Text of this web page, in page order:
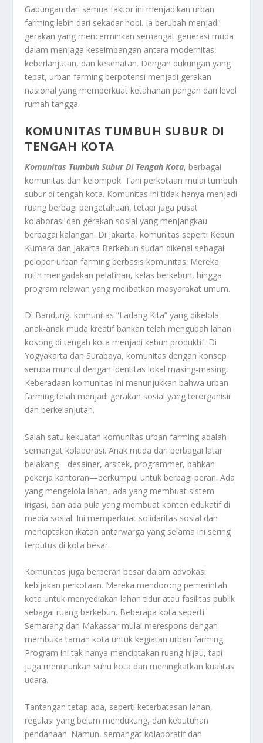
Gabungan dari semua faktor ini menjadikan urban
farming lebih dari sekadar hobi. Ia berubah menjadi
gerakan yang mencerminkan semangat generasi muda
dalam menjaga keseimbangan antara modernitas,
keberlanjutan, dan kesehatan. Dengan dukungan yang
tepat, urban farming berpotensi menjadi gerakan
nasional yang memperkuat ketahanan pangan dari level
rumah tangga.
KOMUNITAS TUMBUH SUBUR DI
TENGAH KOTA
Komunitas Tumbuh Subur Di Tengah Kota, berbagai
komunitas dan kelompok. Tani perkotaan mulai tumbuh
subur di tengah kota. Komunitas ini tidak hanya menjadi
ruang berbagi pengetahuan, tetapi juga pusat
kolaborasi dan gerakan sosial yang menjangkau
berbagai kalangan. Di Jakarta, komunitas seperti Kebun
Kumara dan Jakarta Berkebun sudah dikenal sebagai
pelopor urban farming berbasis komunitas. Mereka
rutin mengadakan pelatihan, kelas berkebun, hingga
program relawan yang melibatkan masyarakat umum.
Di Bandung, komunitas “Ladang Kita” yang dikelola
anak-anak muda kreatif bahkan telah mengubah lahan
kosong di tengah kota menjadi kebun produktif. Di
Yogyakarta dan Surabaya, komunitas dengan konsep
serupa muncul dengan identitas lokal masing-masing.
Keberadaan komunitas ini menunjukkan bahwa urban
farming telah menjadi gerakan sosial yang terorganisir
dan berkelanjutan.
Salah satu kekuatan komunitas urban farming adalah
semangat kolaborasi. Anak muda dari berbagai latar
belakang—desainer, arsitek, programmer, bahkan
pekerja kantoran—berkumpul untuk berbagi peran. Ada
yang mengelola lahan, ada yang membuat sistem
irigasi, dan ada pula yang membuat konten edukatif di
media sosial. Ini memperkuat solidaritas sosial dan
menciptakan ikatan antarwarga yang selama ini sering
terputus di kota besar.
Komunitas juga berperan besar dalam advokasi
kebijakan perkotaan. Mereka mendorong pemerintah
kota untuk menyediakan lahan tidur atau fasilitas publik
sebagai ruang berkebun. Beberapa kota seperti
Semarang dan Makassar mulai merespons dengan
membuka taman kota untuk kegiatan urban farming.
Program ini tak hanya menciptakan ruang hijau, tapi
juga menurunkan suhu kota dan meningkatkan kualitas
udara.
Tantangan tetap ada, seperti keterbatasan lahan,
regulasi yang belum mendukung, dan kebutuhan
pendanaan. Namun, semangat kolaboratif dan